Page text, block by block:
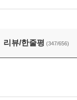
리뷰/한줄평 (347/656)